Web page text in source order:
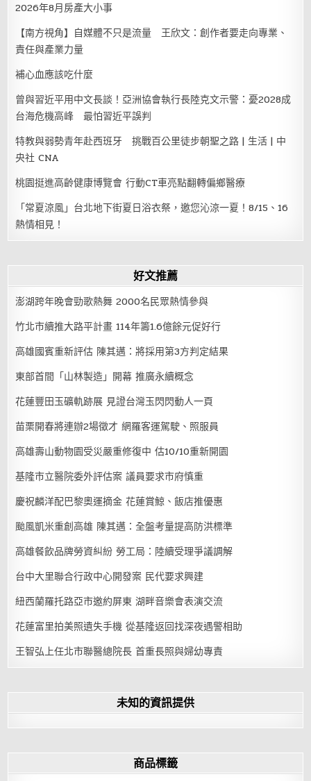
2026年8月房產大小事
【南方視角】自媒體不只是流量 王欣文：創作者要走向專業、
責任與產業力量
補心血應該吃什麼
曾與習近平用中文長談！亞洲協會執行長陸克文示警：憂2028成
台海危機高峰 最怕習近平誤判
特教與弱勢青年赴西班牙 挑戰百公里徒步朝聖之路 | 生活 | 中
央社 CNA
桃園挺進高齡健康博覽會 行動CT車亮點翻轉偏鄉醫療
「常夏涼風」台北地下街夏日浴衣祭，邀您沁涼一夏！8/15、16
熱情相見！
好文推薦
澎湖跨年晚會勁歌熱舞 2000名民眾熱情參與
竹北市續推大路平計畫 114年籌1.6億餘元促好行
高雄國賓重新評估 陳其邁：將採用第3方判定結果
東部首間「山林製造」開幕 推廣永續概念
花蓮豐田玉礦軌跡展 見證台灣玉閃閃動人一頁
苗栗開春將連辦2場徵才 網羅客運駕駛、照服員
高雄壽山動物園受災嚴重修復中 估10/10重新開園
基隆市立醫院委外評估案 議員要求市府慎重
慶祝麟洋配巴黎奧運摘金 花蓮賞鯨、飯店推優惠
颱風凱米重創高雄 陳其邁：全盤考量提高防洪標準
高雄餐飲品牌勞資糾紛 勞工局：陸續受理爭議調解
台中大里聯合行政中心開發案 民代要求興建
紐西蘭羅托路亞市邀約屏東 湖畔音樂會表演交流
花蓮富里拍美照遺失手機 從基隆返回找深夜遇警相助
王智弘上任北市聯醫總院長 首重長照與婦幼專責
未知的資訊提供
商品標籤